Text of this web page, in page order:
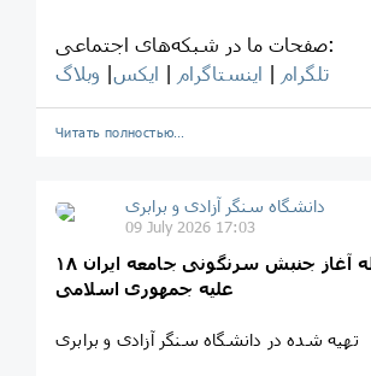
صفحات ما در شبکه‌های اجتماعی:
تلگرام
اینستاگرام ایکس وبلاگ
Читать полностью…
‎دانشگاه سنگر آزادی و برابری
09 July 2026 17:03
۱۸ تیر ۱۳۷۸؛ نقطه آغاز جنبش سرنگونی جامعه ایران
علیه جمهوری اسلامی
تهیه شده در دانشگاه سنگر آزادی و برابری